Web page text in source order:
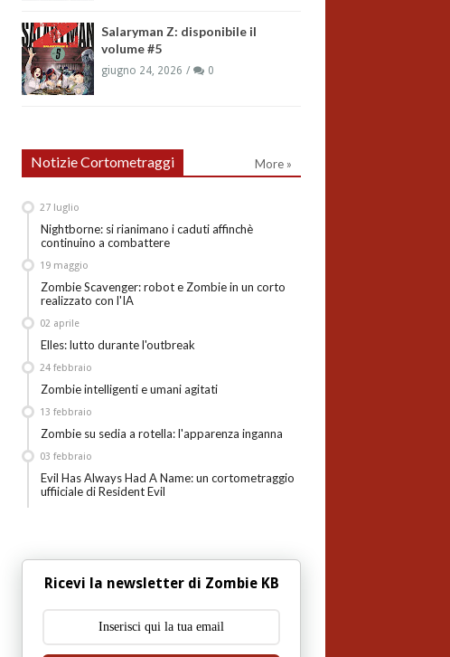
Salaryman Z: disponibile il
volume #5
giugno 24, 2026 0
Notizie Cortometraggi More »
Nightborne: si rianimano i caduti affinchè
continuino a combattere
27 luglio
Zombie Scavenger: robot e Zombie in un corto
realizzato con l'IA
19 maggio
Elles: lutto durante l'outbreak
02 aprile
Zombie intelligenti e umani agitati
24 febbraio
Zombie su sedia a rotella: l'apparenza inganna
13 febbraio
Evil Has Always Had A Name: un cortometraggio
uffiiciale di Resident Evil
03 febbraio
Ricevi la newsletter di Zombie KB